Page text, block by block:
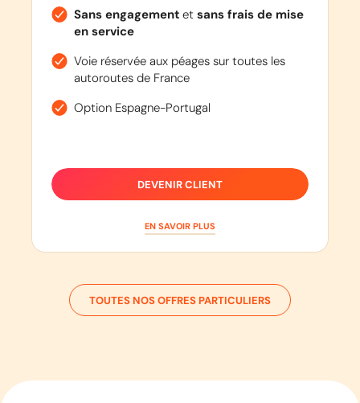
Sans engagementet sans frais de mise
en service
Voie réservée aux péages sur toutes les
autoroutes de France
Option Espagne-Portugal
DEVENIR CLIENT
EN SAVOIR PLUS
TOUTES NOS OFFRES PARTICULIERS